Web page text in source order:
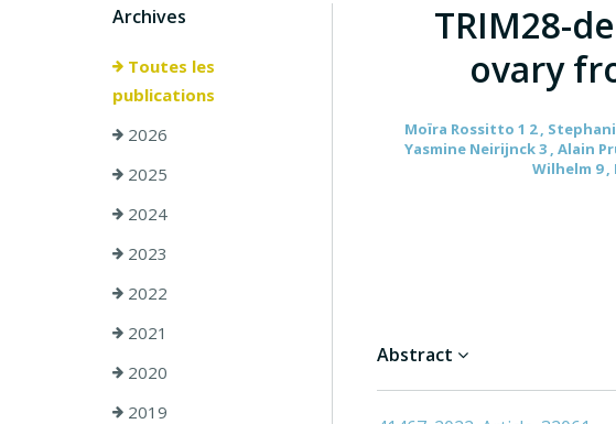
Archives
Toutes les
publications
2026
2025
2024
2023
2022
2021
2020
2019
TRIM28-
ovary
Moïra Rossitto 1 2 ,
Yasmine Neirijnck 3 , Alain
Wilhelm 9
Abstract